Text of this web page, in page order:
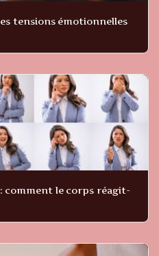
tensions émotionnelles
comment le corps réagit-